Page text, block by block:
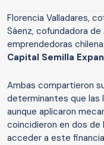
Florencia Valladares,
Sáenz, cofundadora de
emprendedoras
Capital Semilla
Ambas compartieron
determinantes que las
aunque aplicaron
coincidieron en dos de
acceder a este